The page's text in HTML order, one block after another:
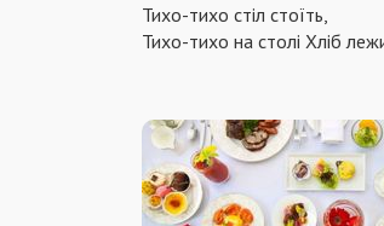
Тихо-тихо стіл стоїть,
Тихо-тихо на столі Хліб